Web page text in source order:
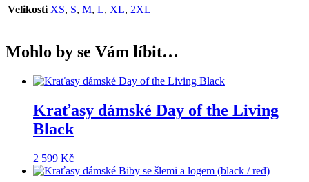
Velikosti XS, S, M, L, XL, 2XL
Mohlo by se Vám líbit…
Kraťasy dámské Day of the Living
Black
2 599 Kč